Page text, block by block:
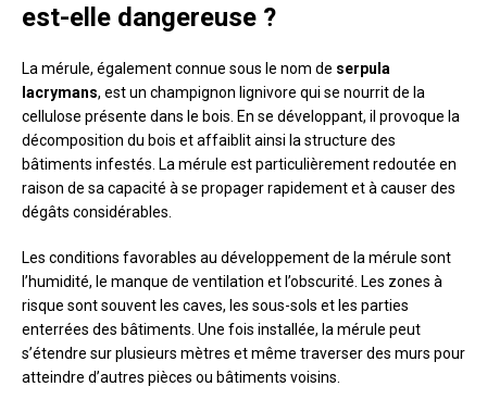
est-elle dangereuse ?
La mérule, également connue sous le nom de serpula
lacrymans, est un champignon lignivore qui se nourrit de la
cellulose présente dans le bois. En se développant, il provoque la
décomposition du bois et affaiblit ainsi la structure des
bâtiments infestés. La mérule est particulièrement redoutée en
raison de sa capacité à se propager rapidement et à causer des
dégâts considérables.
Les conditions favorables au développement de la mérule sont
l’humidité, le manque de ventilation et l’obscurité. Les zones à
risque sont souvent les caves, les sous-sols et les parties
enterrées des bâtiments. Une fois installée, la mérule peut
s’étendre sur plusieurs mètres et même traverser des murs pour
atteindre d’autres pièces ou bâtiments voisins.